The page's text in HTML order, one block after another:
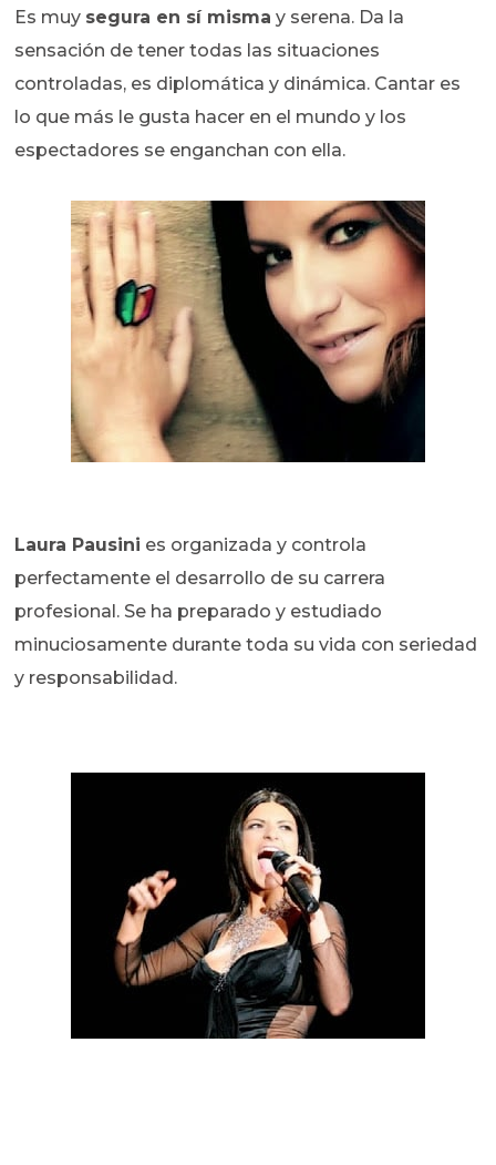
Es muy segura en sí misma y serena. Da la
sensación de tener todas las situaciones
controladas, es diplomática y dinámica. Cantar es
lo que más le gusta hacer en el mundo y los
espectadores se enganchan con ella.
Laura Pausini es organizada y controla
perfectamente el desarrollo de su carrera
profesional. Se ha preparado y estudiado
minuciosamente durante toda su vida con seriedad
y responsabilidad.